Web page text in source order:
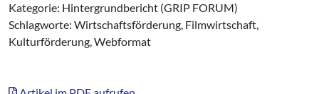
Kategorie: Hintergrundbericht (GRIP FORUM)
Schlagworte: Wirtschaftsförderung, Filmwirtschaft,
Kulturförderung, Webformat